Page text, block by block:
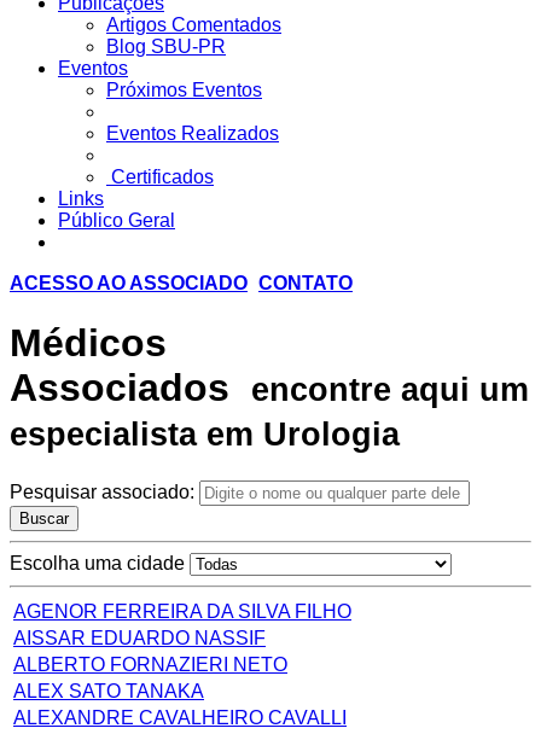
Artigos Comentados
Blog SBU-PR
Eventos
Próximos Eventos
Eventos Realizados
Certificados
Links
Público Geral
ACESSO AO ASSOCIADO CONTATO
Médicos
Associados
encontre aqui um
especialista em Urologia
Pesquisar associado:
Buscar
Escolha uma cidade
AGENOR FERREIRA DA SILVA FILHO
AISSAR EDUARDO NASSIF
ALBERTO FORNAZIERI NETO
ALEX SATO TANAKA
ALEXANDRE CAVALHEIRO CAVALLI